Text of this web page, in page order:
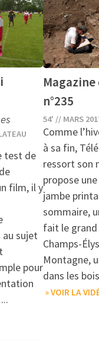
test de
film, il y
au sujet
pour
n°235
54' // MARS
Comme
à sa fin,
ressort son
propose
jambe
sommaire,
fait le
Champs-
Montagne,
dans les
» VOIR LA